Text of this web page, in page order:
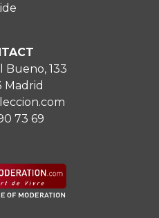
Bueno, 133
Madrid
73 69